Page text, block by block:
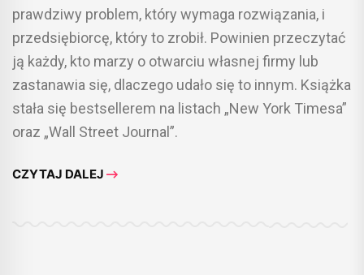
prawdziwy problem, który wymaga rozwiązania, i
przedsiębiorcę, który to zrobił. Powinien przeczytać
ją każdy, kto marzy o otwarciu własnej firmy lub
zastanawia się, dlaczego udało się to innym. Książka
stała się bestsellerem na listach „New York Timesa”
oraz „Wall Street Journal”.
CZYTAJ DALEJ